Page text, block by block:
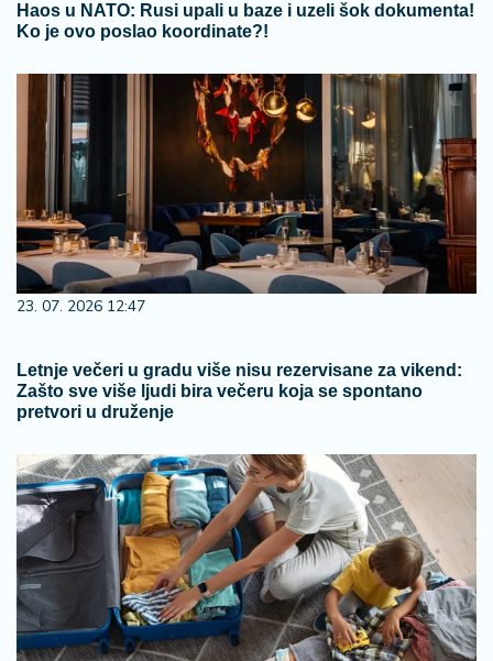
Haos u NATO: Rusi upali u baze i uzeli šok dokumenta!
Ko je ovo poslao koordinate?!
23. 07. 2026 12:47
Letnje večeri u gradu više nisu rezervisane za vikend:
Zašto sve više ljudi bira večeru koja se spontano
pretvori u druženje